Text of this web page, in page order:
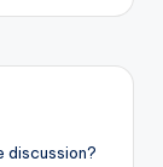
discussion?